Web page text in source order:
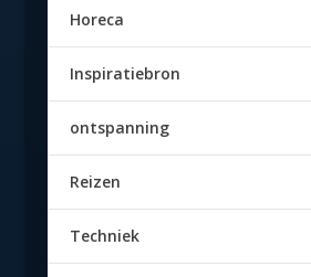
Horeca
Inspiratiebron
ontspanning
Reizen
Techniek